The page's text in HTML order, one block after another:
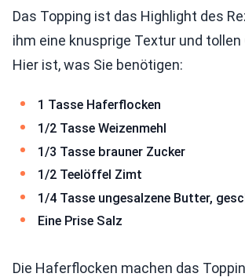
Das Topping ist das Highlight des
ihm eine knusprige Textur und
Hier ist, was Sie benötigen:
1 Tasse Haferflocken
1/2 Tasse Weizenmehl
1/3 Tasse brauner Zucker
1/2 Teelöffel Zimt
1/4 Tasse ungesalzene Butter,
Eine Prise Salz
Die Haferflocken machen das